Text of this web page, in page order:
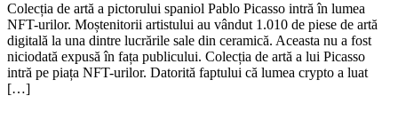
Colecția de artă a pictorului spaniol Pablo Picasso intră în lumea
NFT-urilor. Moștenitorii artistului au vândut 1.010 de piese de artă
digitală la una dintre lucrările sale din ceramică. Aceasta nu a fost
niciodată expusă în fața publicului. Colecția de artă a lui Picasso
intră pe piața NFT-urilor. Datorită faptului că lumea crypto a luat
[…]